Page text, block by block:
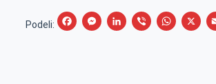
Podeli:
F
M
L
V
W
X